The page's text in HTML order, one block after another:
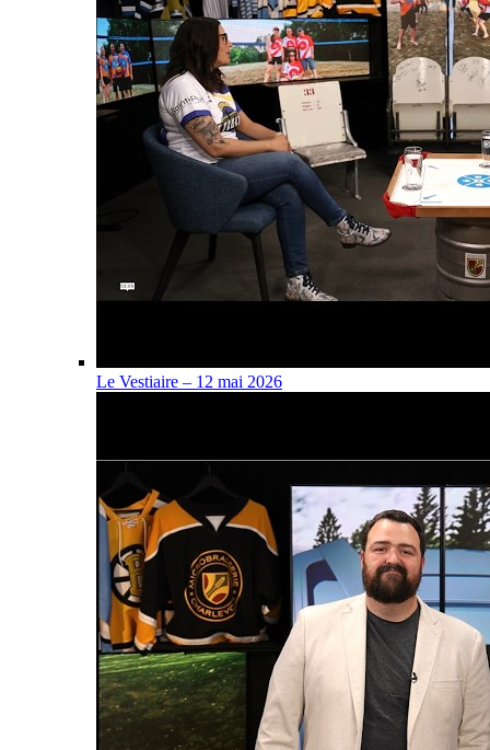
Le Vestiaire – 12 mai 2026